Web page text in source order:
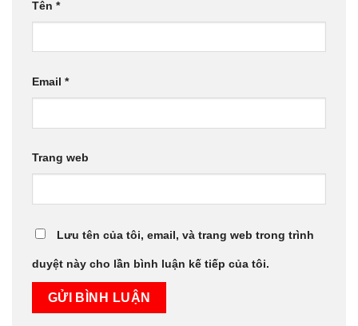
Tên *
Email *
Trang web
Lưu tên của tôi, email, và trang web trong trình
duyệt này cho lần bình luận kế tiếp của tôi.